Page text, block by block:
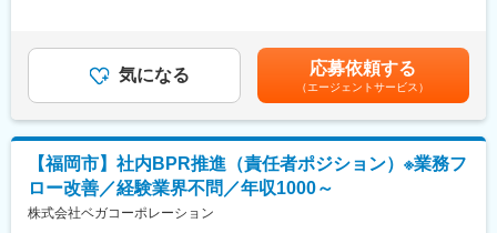
現在、当社は数年以内のスウィングバイIPOを見据え、事業・組織
ともに急拡大中です。この成長を持続可能なものにし、国内外の
ガバナンス水準に対応するため、法務コンプライアンス体制の強
本ポジションでは、事業推進のための意思決定に法的およびリス
クマネジメントの観点から関与いただくとともに、法務組織の体
制構築の中核を担っていただくことを期待しています。
経営陣と密に連携しながら、攻めと守りの両面で事業に貢献いた
業手当＞有賃金はあくまでも目安の金額であり、選考を通じて上
下する可能性があります。月給(月額)は固定手当を含めた表記で
す。
気になる 応募依頼する
（エージェントサービス）
【福岡市】社内BPR推進（責任者ポジション）※業務フ
ロー改善／経験業界不問／年収1000～
株式会社ベガコーポレーション